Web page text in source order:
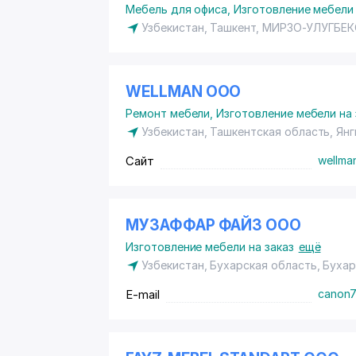
Мебель для офиса ,Изготовление мебели
Узбекистан, Ташкент, МИРЗО-
WELLMAN ООО
Ремонт мебели ,Изготовление мебели на
Узбекистан, Ташкентская область,
Сайт
МУЗАФФАР ФАЙЗ ООО
Изготовление мебели на заказ ещё
Узбекистан, Бухарская область,
E-mail